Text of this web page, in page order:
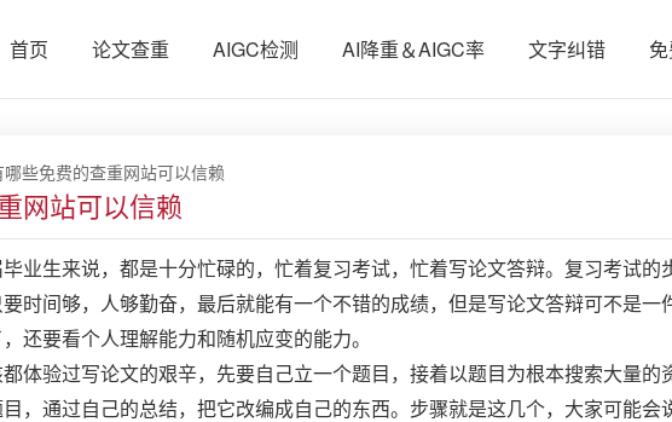
首页 论文查重 AIGC检测 AI降重＆AIGC率 文字纠错
哪些免费的查重网站可以信赖
网站可以信赖
业生来说，都是十分忙碌的，忙着复习考试，忙着写论文答辩。复习考试的
时间够，人够勤奋，最后就能有一个不错的成绩，但是写论文答辩可不是一
还要看个人理解能力和随机应变的能力。
体验过写论文的艰辛，先要自己立一个题目，接着以题目为根本搜索大量的
，通过自己的总结，把它改编成自己的东西。步骤就是这几个，大家可能会